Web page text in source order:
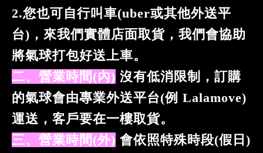
2.您也可自行叫車(uber或其他外送平
台)， 來我們實體店面取貨， 我們會協助
將氣球打包好送上車。
二、營業時間(內) 沒有低消限制 ， 訂購
的氣球會由專業外送平台(例 Lalamove)
運送，客戶要在一樓取貨。
三、營業時間(外) 會依照特殊時段(假日)